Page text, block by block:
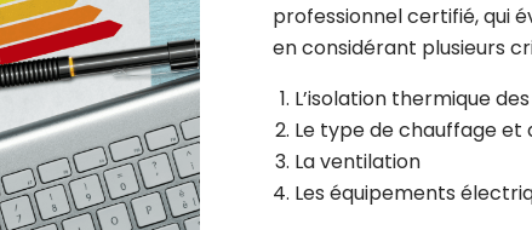
professionnel certifié, qui
en considérant plusieurs
L’isolation thermique
Le type de chauffage et
La ventilation
Les équipements